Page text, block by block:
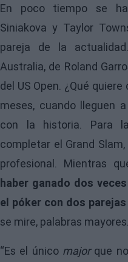
En poco tiempo se
Siniakova y Taylor
pareja de la
Australia, de Roland
del US Open. ¿Qué
meses, cuando lleguen
con la historia. Para
completar el Grand
profesional. Mientras
haber ganado dos
el póker con dos
se mire, palabras mayores.
“Es el único majorque